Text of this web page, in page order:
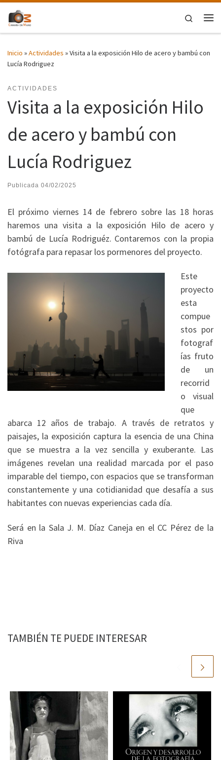
Saltar al contenido
Search
Inicio »Actividades »Visita a la exposición Hilo de acero y bambú con
Lucía Rodriguez
ACTIVIDADES
Visita a la exposición Hilo
de acero y bambú con
Lucía Rodriguez
Publicada 04/02/2025
El próximo viernes 14 de febrero sobre las 18 horas
haremos una visita a la exposición Hilo de acero y
bambú de Lucía Rodriguéz. Contaremos con la propia
fotógrafa para repasar los pormenores del proyecto.
Este
proyecto
esta
compue
stos por
fotograf
ías fruto
de un
recorrid
o visual
que
abarca 12 años de trabajo. A través de retratos y
paisajes, la exposición captura la esencia de una China
que se muestra a la vez sencilla y exuberante. Las
imágenes revelan una realidad marcada por el paso
imparable del tiempo, con espacios que se transforman
constantemente y una cotidianidad que desafía a sus
habitantes con nuevas experiencias cada día.
Será en la Sala J. M. Díaz Caneja en el CC Pérez de la
Riva
TAMBIÉN TE PUEDE INTERESAR